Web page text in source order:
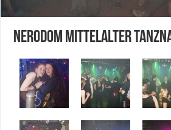
Nerodom Mittelalter